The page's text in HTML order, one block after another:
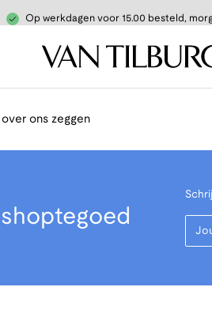
Op werkdagen voor 15.00 besteld,
ons zeggen
Your